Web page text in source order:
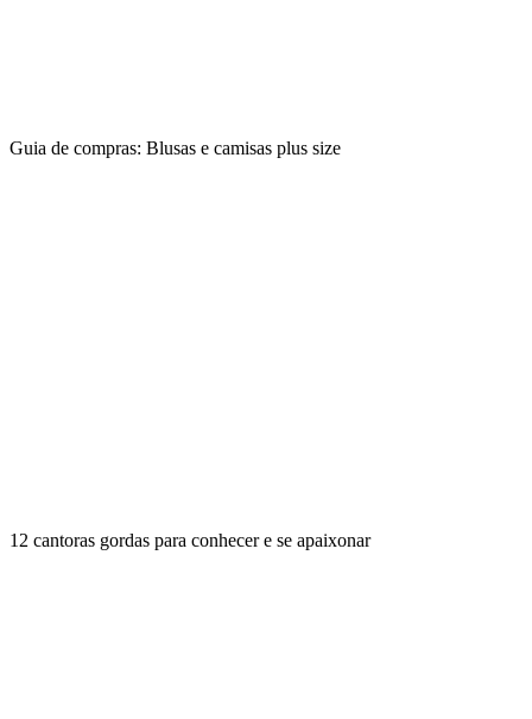
Guia de compras: Blusas e camisas plus size
12 cantoras gordas para conhecer e se apaixonar